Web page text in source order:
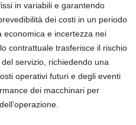
in variabili e garantendo
dei costi in un periodo
economica e incertezza nei
contrattuale trasferisce il rischio
servizio, richiedendo una
operativi futuri e degli eventi
dei macchinari per